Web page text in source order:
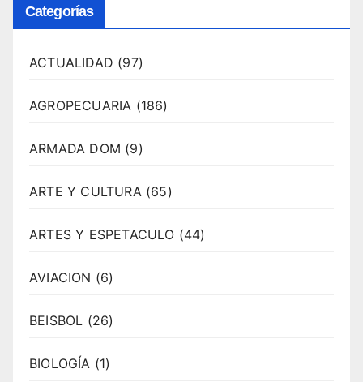
Categorías
ACTUALIDAD (97)
AGROPECUARIA (186)
ARMADA DOM (9)
ARTE Y CULTURA(65)
ARTES Y ESPETACULO (44)
AVIACION (6)
BEISBOL (26)
BIOLOGÍA (1)